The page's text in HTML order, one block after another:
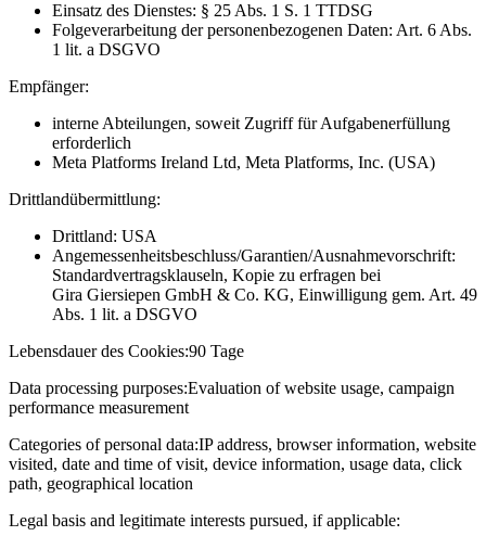
Einsatz des Dienstes: § 25 Abs. 1 S. 1 TTDSG
Folgeverarbeitung der personenbezogenen Daten: Art. 6 Abs.
1 lit. a DSGVO
Empfänger:
interne Abteilungen, soweit Zugriff für Aufgabenerfüllung
erforderlich
Meta Platforms Ireland Ltd, Meta Platforms, Inc. (USA)
Drittlandübermittlung:
Drittland: USA
Angemessenheitsbeschluss/Garantien/Ausnahmevorschrift:
Standardvertragsklauseln, Kopie zu erfragen bei
Gira Giersiepen GmbH & Co. KG, Einwilligung gem. Art. 49
Abs. 1 lit. a DSGVO
Lebensdauer des Cookies:90 Tage
Data processing purposes:Evaluation of website usage, campaign
performance measurement
Categories of personal data:IP address, browser information, website
visited, date and time of visit, device information, usage data, click
path, geographical location
Legal basis and legitimate interests pursued, if applicable: